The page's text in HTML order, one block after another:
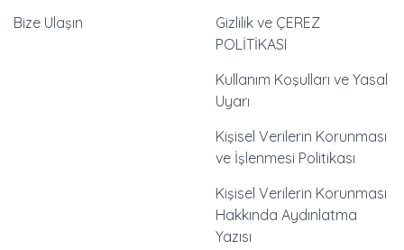
Bize Ulaşın
Gizlilik ve ÇEREZ
POLİTİKASI
Kullanım Koşulları ve Yasal
Uyarı
Kişisel Verilerin Korunması
ve İşlenmesi Politikası
Kişisel Verilerin Korunması
Hakkında Aydınlatma
Yazısı